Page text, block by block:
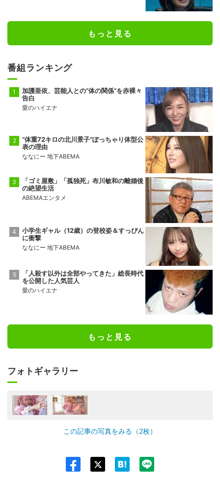
もっと見る
番組ランキング
加護亜依、芸能人との“体の関係”を赤裸々
告白
愛のハイエナ
“体重72キロの北川景子”ぽっちゃり体型公
表の理由
ななにー 地下ABEMA
「ゴミ屋敷」「孤独死」布川敏和の離婚後
の絶望生活
ABEMAエンタメ
小学生ギャル（12歳）の登校姿＆すっぴん
に衝撃
ななにー 地下ABEMA
「人殺す以外は全部やってきた」総長時代
を公開した人気芸人
愛のハイエナ
もっと見る
フォトギャラリー
この記事の写真をみる（2枚）